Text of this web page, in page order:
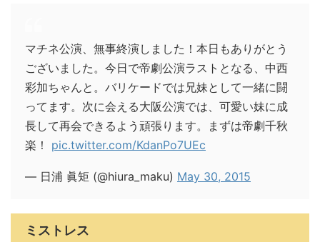
マチネ公演、無事終演しました！本日もありがとう
ございました。今日で帝劇公演ラストとなる、中西
彩加ちゃんと。バリケードでは兄妹として一緒に闘
ってます。次に会える大阪公演では、可愛い妹に成
長して再会できるよう頑張ります。まずは帝劇千秋
楽！ pic.twitter.com/KdanPo7UEc
— 日浦 眞矩 (@hiura_maku) May 30, 2015
ミストレス